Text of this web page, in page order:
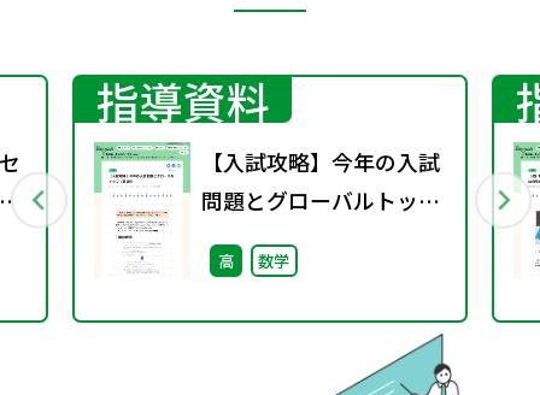
指導資料
【入試攻略】今年の入試
問題とグローバルトップ
（第1回）
高 数学